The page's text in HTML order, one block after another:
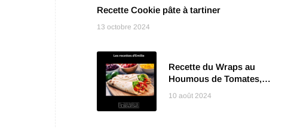
Recette Cookie pâte à tartiner
13 octobre 2024
Recette du Wraps au
Houmous de Tomates,
Légumes Grillés et Poulet
10 août 2024